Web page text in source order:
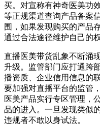
买。对宣称有神奇医美功
等正规渠道查询产品备案
围，如果发现购买的产品
通过合法途径维护自己的权
直播医美带货乱象不断涌
升级。监管部门应打通跨
播资质、企业信用信息的
要加强对直播平台的监管
医美产品实行专区管理，
品的进入。一旦发现类似
违规者不敢以身试法。